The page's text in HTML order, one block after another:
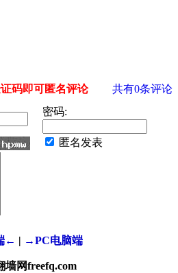
码即可匿名评论 共有0条评论
密码:
匿名发表
← | →PC电脑端
墙网freefq.com